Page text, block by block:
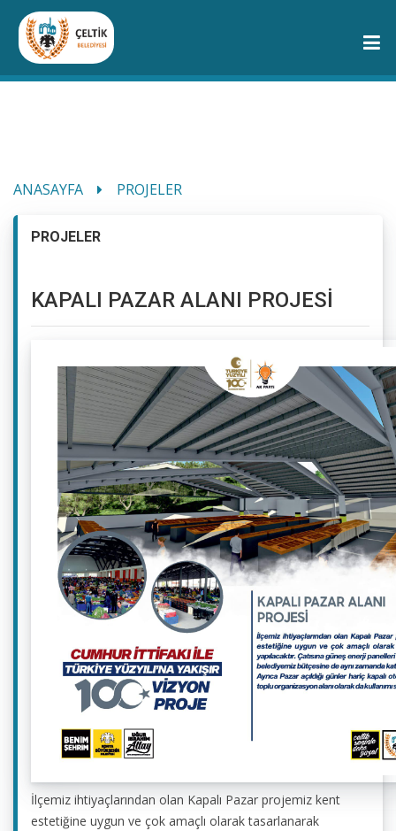
ANASAYFA PROJELER
PROJELER
KAPALI PAZAR ALANI PROJESİ
İlçemiz ihtiyaçlarından olan Kapalı Pazar projemiz kent
estetiğine uygun ve çok amaçlı olarak tasarlanarak